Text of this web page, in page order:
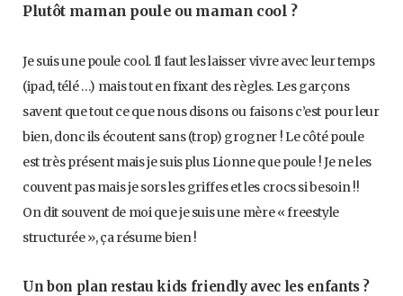
Plutôt maman poule ou maman cool ?
Je suis une poule cool. Il faut les laisser vivre avec leur temps
(ipad, télé …) mais tout en fixant des règles. Les garçons
savent que tout ce que nous disons ou faisons c’est pour leur
bien, donc ils écoutent sans (trop) grogner ! Le côté poule
est très présent mais je suis plus Lionne que poule ! Je ne les
couvent pas mais je sors les griffes et les crocs si besoin !!
On dit souvent de moi que je suis une mère « freestyle
structurée », ça résume bien !
Un bon plan restau kids friendly avec les enfants ?